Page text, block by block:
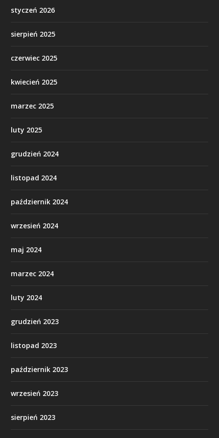
styczeń 2026
sierpień 2025
czerwiec 2025
kwiecień 2025
marzec 2025
luty 2025
grudzień 2024
listopad 2024
październik 2024
wrzesień 2024
maj 2024
marzec 2024
luty 2024
grudzień 2023
listopad 2023
październik 2023
wrzesień 2023
sierpień 2023